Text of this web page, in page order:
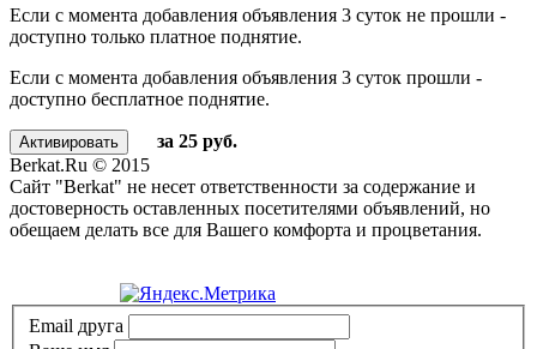
Если с момента добавления объявления 3 суток не прошли -
доступно только платное поднятие.
Если с момента добавления объявления 3 суток прошли -
доступно бесплатное поднятие.
за 25 руб.
Berkat.Ru © 2015
Сайт "Berkat" не несет ответственности за содержание и
достоверность оставленных посетителями объявлений, но
обещаем делать все для Вашего комфорта и процветания.
Email друга